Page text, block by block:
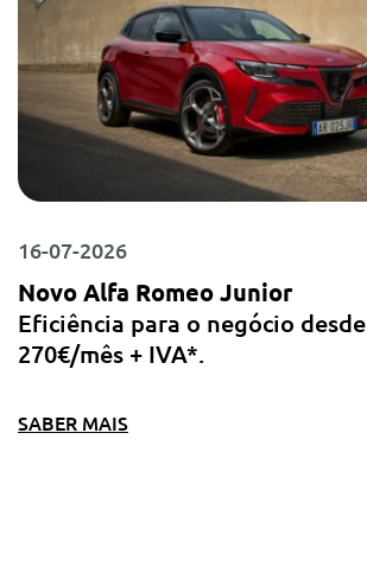
16-07-2026
Novo Alfa Romeo Junior
Eficiência para o negócio desde
270€/mês + IVA*.
SABER MAIS